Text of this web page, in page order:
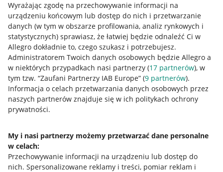
Wyrażając zgodę na przechowywanie informacji na
urządzeniu końcowym lub dostęp do nich i przetwarzanie
danych (w tym w obszarze profilowania, analiz rynkowych i
statystycznych) sprawiasz, że łatwiej będzie odnaleźć Ci w
Allegro dokładnie to, czego szukasz i potrzebujesz.
Administratorem Twoich danych osobowych będzie Allegro a
w niektórych przypadkach nasi partnerzy (17 partnerów), w
tym tzw. “Zaufani Partnerzy IAB Europe” (9 partnerów).
Informacja o celach przetwarzania danych osobowych przez
naszych partnerów znajduje się w ich politykach ochrony
prywatności.
My i nasi partnerzy możemy przetwarzać dane personalne
w celach:
Przechowywanie informacji na urządzeniu lub dostęp do
nich. Spersonalizowane reklamy i treści, pomiar reklam i
Przydatne informacje
Jak to działa
Allegro Gadane dla sprzedających
Allegro Gadane dla kupujących